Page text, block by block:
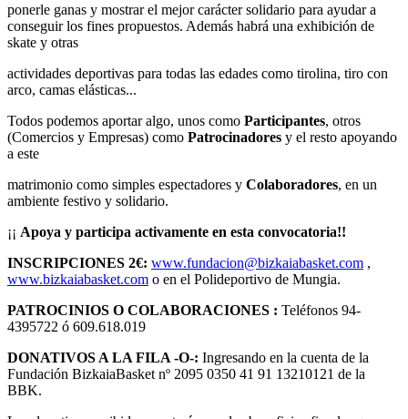
ponerle ganas y mostrar el mejor carácter solidario para ayudar a
conseguir los fines propuestos. Además habrá una exhibición de
skate y otras
actividades deportivas para todas las edades como tirolina, tiro con
arco, camas elásticas...
Todos podemos aportar algo, unos como Participantes, otros
(Comercios y Empresas) como Patrocinadores y el resto apoyando
a este
matrimonio como simples espectadores y Colaboradores, en un
ambiente festivo y solidario.
¡¡ Apoya y participa activamente en esta convocatoria!!
INSCRIPCIONES 2€: www.fundacion@bizkaiabasket.com ,
www.bizkaiabasket.com o en el Polideportivo de Mungia.
PATROCINIOS O COLABORACIONES : Teléfonos 94-
4395722 ó 609.618.019
DONATIVOS A LA FILA -O-: Ingresando en la cuenta de la
Fundación BizkaiaBasket nº 2095 0350 41 91 13210121 de la
BBK.